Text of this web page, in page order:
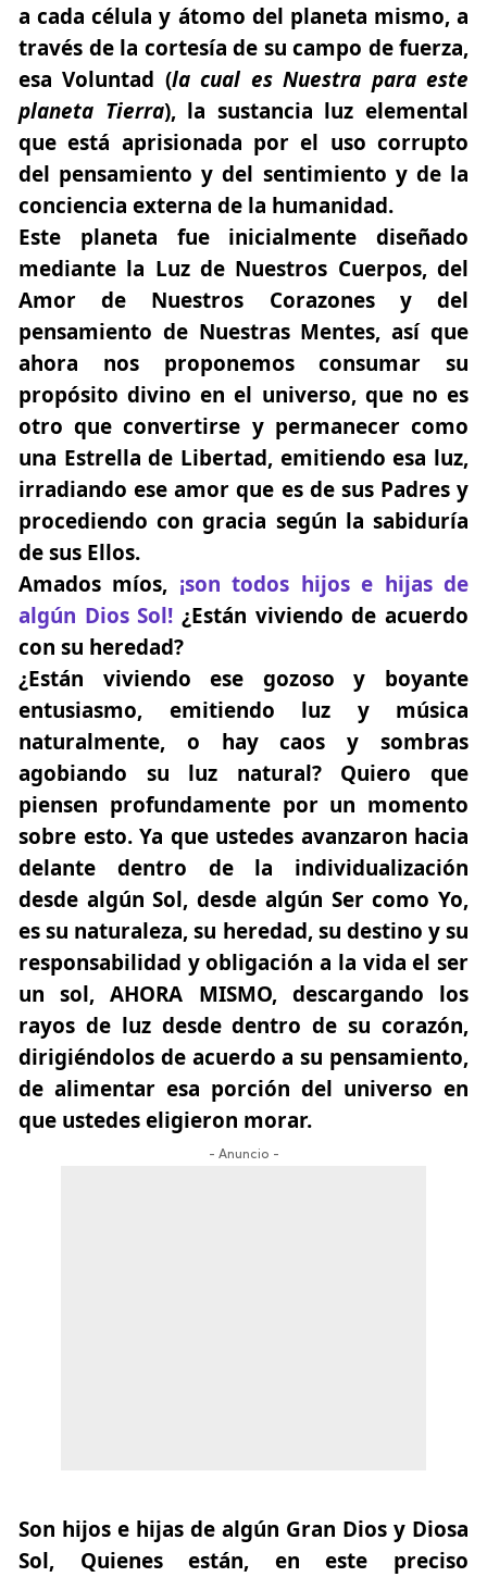
a cada célula y átomo del planeta mismo, a
través de la cortesía de su campo de fuerza,
esa Voluntad (la cual es Nuestra para este
planeta Tierra), la sustancia luz elemental
que está aprisionada por el uso corrupto
del pensamiento y del sentimiento y de la
conciencia externa de la humanidad.
Este planeta fue inicialmente diseñado
mediante la Luz de Nuestros Cuerpos, del
Amor de Nuestros Corazones y del
pensamiento de Nuestras Mentes, así que
ahora nos proponemos consumar su
propósito divino en el universo, que no es
otro que convertirse y permanecer como
una Estrella de Libertad, emitiendo esa luz,
irradiando ese amor que es de sus Padres y
procediendo con gracia según la sabiduría
de sus Ellos.
Amados míos, ¡son todos hijos e hijas de
algún Dios Sol! ¿Están viviendo de acuerdo
con su heredad?
¿Están viviendo ese gozoso y boyante
entusiasmo, emitiendo luz y música
naturalmente, o hay caos y sombras
agobiando su luz natural? Quiero que
piensen profundamente por un momento
sobre esto. Ya que ustedes avanzaron hacia
delante dentro de la individualización
desde algún Sol, desde algún Ser como Yo,
es su naturaleza, su heredad, su destino y su
responsabilidad y obligación a la vida el ser
un sol, AHORA MISMO, descargando los
rayos de luz desde dentro de su corazón,
dirigiéndolos de acuerdo a su pensamiento,
de alimentar esa porción del universo en
que ustedes eligieron morar.
- Anuncio -
Son hijos e hijas de algún Gran Dios y Diosa
Sol, Quienes están, en este preciso